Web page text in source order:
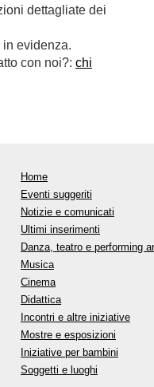
dettagliate dei
evidenza.
con noi?: chi
Home
Eventi suggeriti
Notizie e comunicati
Ultimi inserimenti
Danza, teatro e performing
Musica
Cinema
Didattica
Incontri e altre iniziative
Mostre e esposizioni
Iniziative per bambini
Soggetti e luoghi